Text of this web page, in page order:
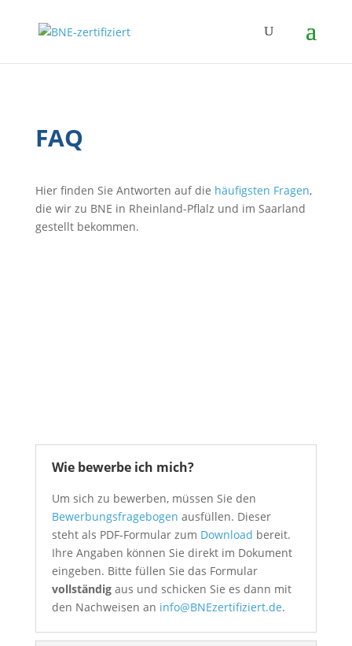
FAQ
Hier finden Sie Antworten auf die häufigsten Fragen,
die wir zu BNE in Rheinland-Pflalz und im Saarland
gestellt bekommen.
Wie bewerbe ich mich?
Um sich zu bewerben, müssen Sie den
Bewerbungsfragebogen ausfüllen. Dieser
steht als PDF-Formular zum Download bereit.
Ihre Angaben können Sie direkt im Dokument
eingeben. Bitte füllen Sie das Formular
vollständig aus und schicken Sie es dann mit
den Nachweisen an info@BNEzertifiziert.de.